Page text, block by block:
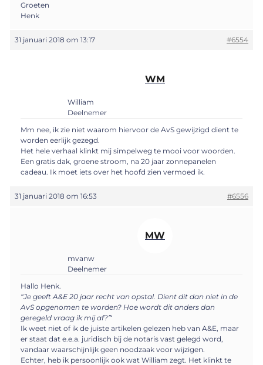
Groeten
Henk
31 januari 2018 om 13:17 #6554
WM
William
Deelnemer
Mm nee, ik zie niet waarom hiervoor de AvS gewijzigd dient te
worden eerlijk gezegd.
Het hele verhaal klinkt mij simpelweg te mooi voor woorden.
Een gratis dak, groene stroom, na 20 jaar zonnepanelen
cadeau. Ik moet iets over het hoofd zien vermoed ik.
31 januari 2018 om 16:53 #6556
MW
mvanw
Deelnemer
Hallo Henk.
“Je geeft A&E 20 jaar recht van opstal. Dient dit dan niet in de
AvS opgenomen te worden? Hoe wordt dit anders dan
geregeld vraag ik mij af?”‘
Ik weet niet of ik de juiste artikelen gelezen heb van A&E, maar
er staat dat e.e.a. juridisch bij de notaris vast gelegd word,
vandaar waarschijnlijk geen noodzaak voor wijzigen.
Echter, heb ik persoonlijk ook wat William zegt. Het klinkt te